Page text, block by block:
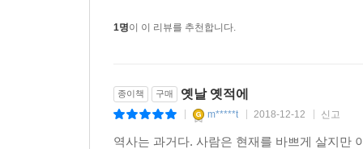
1명이 이 리뷰를 추천합니다.
종이책 구매 옛날 옛적에
m*****t 2018-12-12 신고
역사는 과거다. 사람은 현재를 바쁘게 살지만